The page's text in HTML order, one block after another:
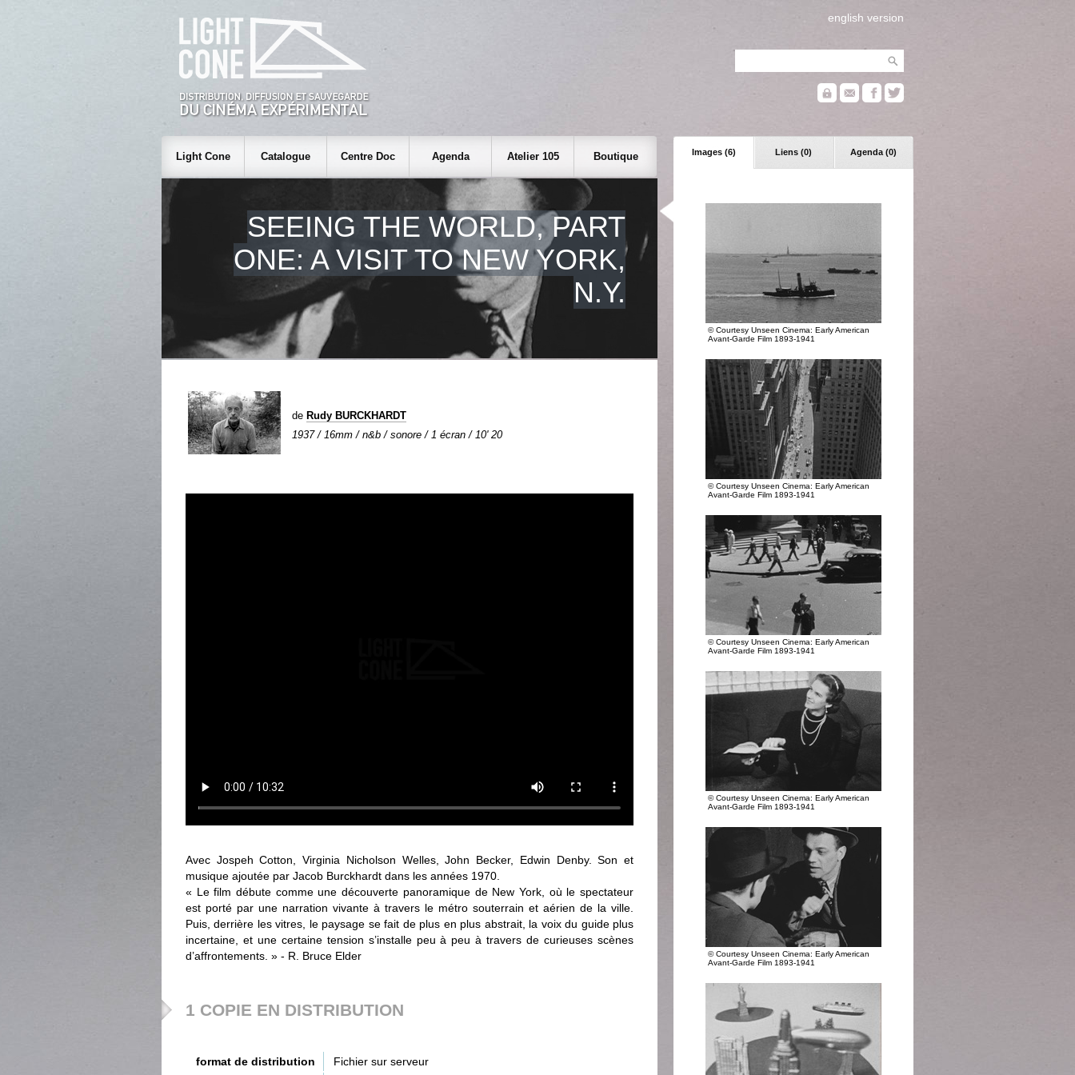
english version
Images (6) Liens (0) Agenda (0)
© Courtesy Unseen Cinema: Early American
Avant-Garde Film 1893-1941
© Courtesy Unseen Cinema: Early American
Avant-Garde Film 1893-1941
© Courtesy Unseen Cinema: Early American
Avant-Garde Film 1893-1941
© Courtesy Unseen Cinema: Early American
Avant-Garde Film 1893-1941
© Courtesy Unseen Cinema: Early American
Avant-Garde Film 1893-1941
Light Cone Catalogue Centre Doc Agenda Atelier 105 Boutique
SEEING THE WORLD, PART
ONE: A VISIT TO NEW YORK,
N.Y.
de Rudy BURCKHARDT
1937 / 16mm / n&b / sonore / 1 écran / 10' 20
Avec Jospeh Cotton, Virginia Nicholson Welles, John Becker, Edwin Denby. Son et
musique ajoutée par Jacob Burckhardt dans les années 1970.
« Le film débute comme une découverte panoramique de New York, où le spectateur
est porté par une narration vivante à travers le métro souterrain et aérien de la ville.
Puis, derrière les vitres, le paysage se fait de plus en plus abstrait, la voix du guide plus
incertaine, et une certaine tension s’installe peu à peu à travers de curieuses scènes
d’affrontements. » - R. Bruce Elder
1 COPIE EN DISTRIBUTION
format de distribution Fichier sur serveur